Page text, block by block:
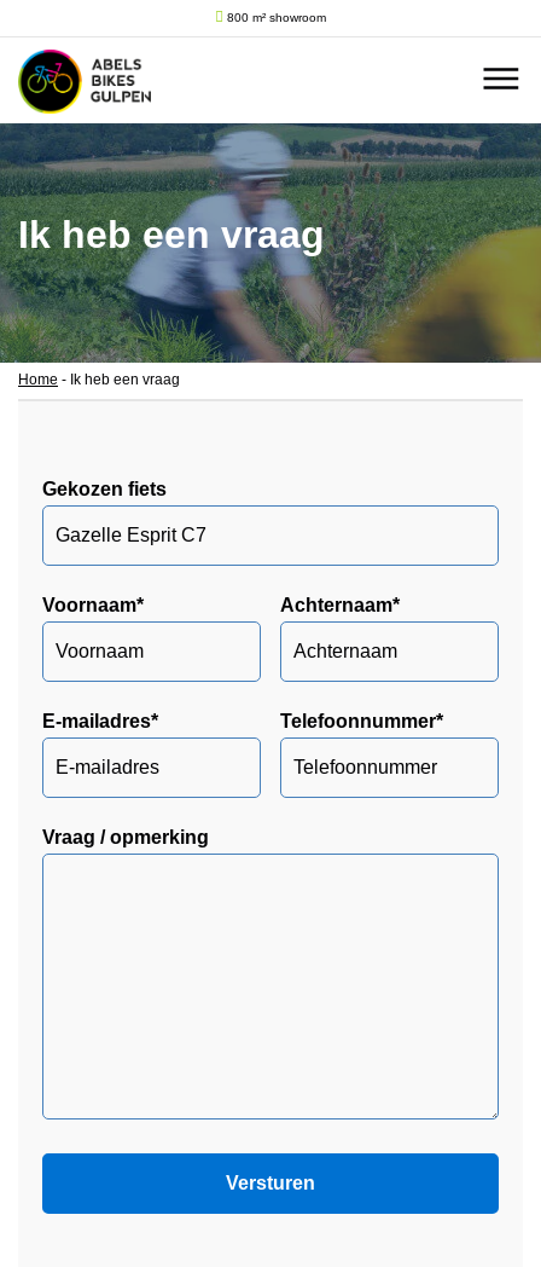
800 m² showroom
Ik heb een vraag
Home - Ik heb een vraag
Gekozen fiets
Voornaam* Achternaam*
E-mailadres* Telefoonnummer*
Vraag / opmerking